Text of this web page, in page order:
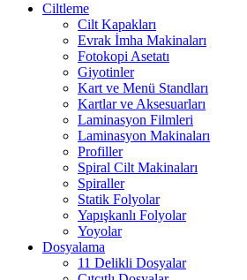
Ciltleme
Cilt Kapakları
Evrak İmha Makinaları
Fotokopi Asetatı
Giyotinler
Kart ve Menü Standları
Kartlar ve Aksesuarları
Laminasyon Filmleri
Laminasyon Makinaları
Profiller
Spiral Cilt Makinaları
Spiraller
Statik Folyolar
Yapışkanlı Folyolar
Yoyolar
Dosyalama
11 Delikli Dosyalar